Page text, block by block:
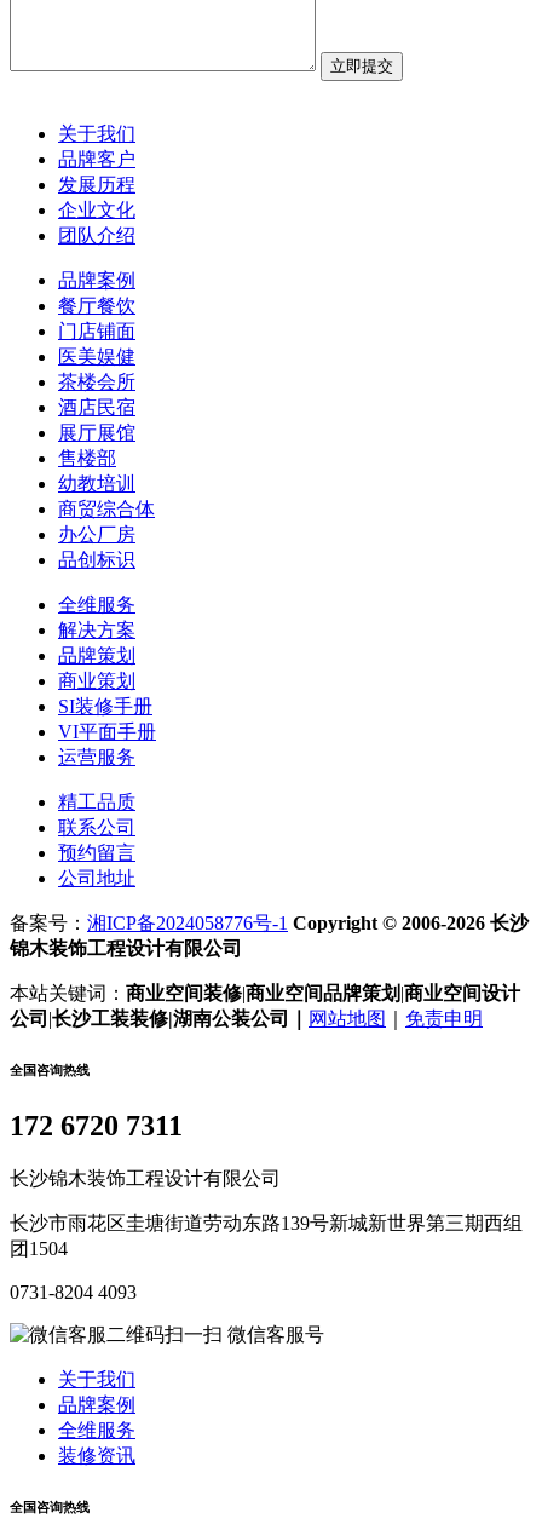
关于我们
品牌客户
发展历程
企业文化
团队介绍
品牌案例
餐厅餐饮
门店铺面
医美娱健
茶楼会所
酒店民宿
展厅展馆
售楼部
幼教培训
商贸综合体
办公厂房
品创标识
全维服务
解决方案
品牌策划
商业策划
SI装修手册
VI平面手册
运营服务
精工品质
联系公司
预约留言
公司地址
备案号： 湘ICP备2024058776号-1 Copyright © 2006-2026 长沙
锦木装饰工程设计有限公司
本站关键词： 商业空间装修|商业空间品牌策划 |商业空间设计
公司 |长沙工装装修|湖南公装公司｜ 网站地图 免责申明
全国咨询热线
172 6720 7311
长沙锦木装饰工程设计有限公司
长沙市雨花区圭塘街道劳动东路139号新城新世界第三期西组
团1504
0731-8204 4093
微信客服号
关于我们
品牌案例
全维服务
装修资讯
全国咨询热线